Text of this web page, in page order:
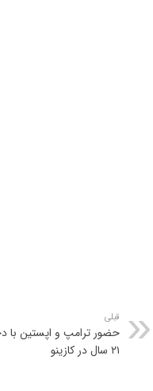
قبلی
حضور ترامپ و اپستین با
۲۱ سال در کازینو